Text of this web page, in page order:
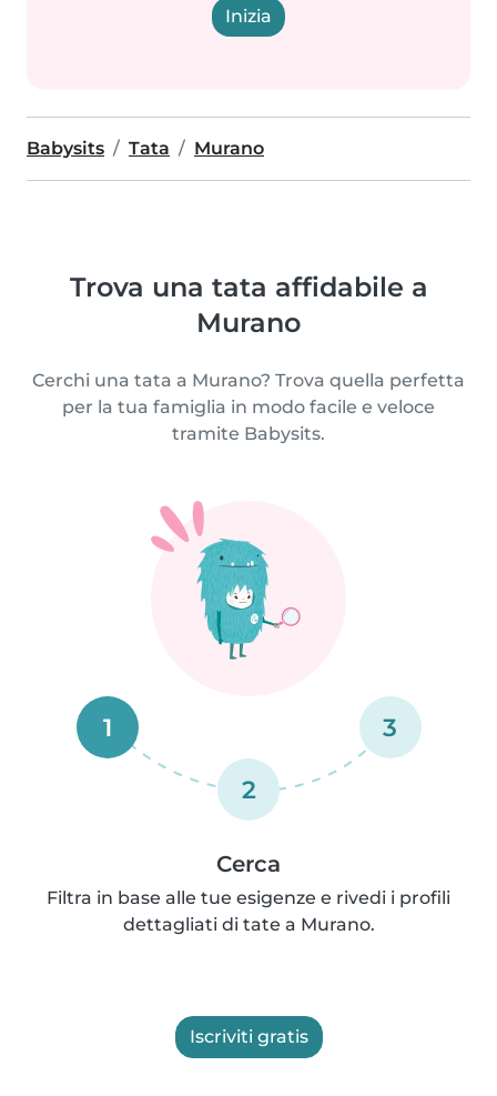
Inizia
Babysits Tata Murano
Trova una tata affidabile a
Murano
Cerchi una tata a Murano? Trova quella perfetta
per la tua famiglia in modo facile e veloce
tramite Babysits.
1
2
3
Cerca
Filtra in base alle tue esigenze e rivedi i profili
dettagliati di tate a Murano.
Iscriviti gratis